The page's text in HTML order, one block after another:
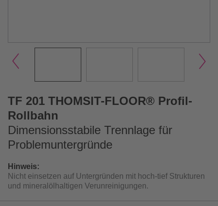
TF 201 THOMSIT-FLOOR® Profil-
Rollbahn
Dimensionsstabile Trennlage für
Problemuntergründe
Hinweis:
Nicht einsetzen auf Untergründen mit hoch-tief Strukturen
und mineralölhaltigen Verunreinigungen.